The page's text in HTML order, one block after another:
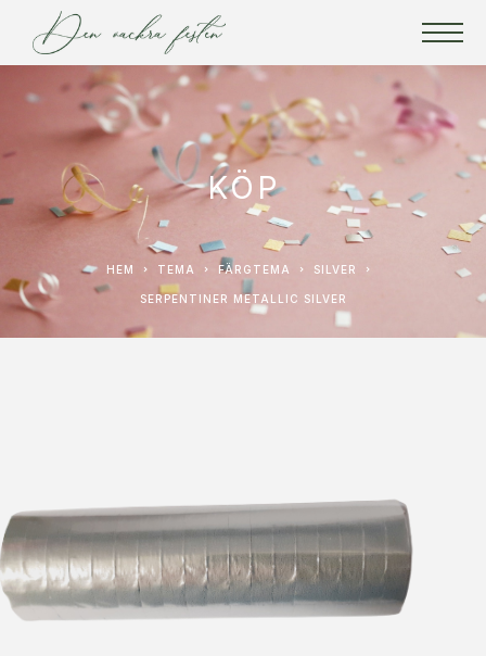
KÖP
HEM TEMA FÄRGTEMA SILVER
SERPENTINER METALLIC SILVER